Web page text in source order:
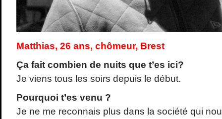
Matthias, 26 ans, chômeur, Brest
Ça fait combien de nuits que t’es ici?
Je viens tous les soirs depuis le début.
Pourquoi t’es venu ?
Je ne me reconnais plus dans la société qui